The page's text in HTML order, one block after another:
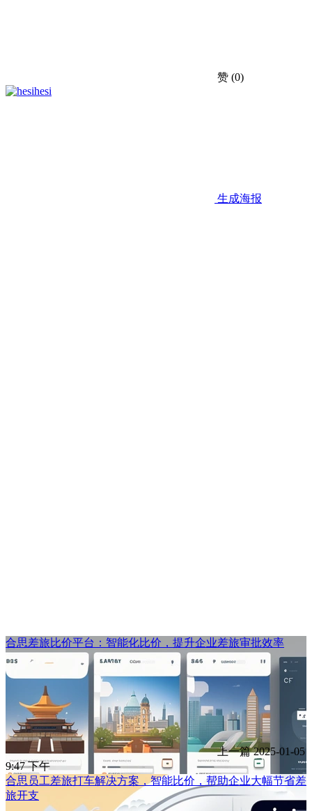
赞 (0)
hesi
生成海报
合思差旅比价平台：智能化比价，提升企业差旅审批效率
上一篇 2025-01-05
9:47 下午
合思员工差旅打车解决方案，智能比价，帮助企业大幅节省差
旅开支